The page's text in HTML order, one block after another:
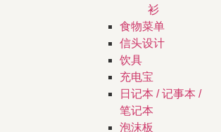
衫
食物菜单
信头设计
饮具
充电宝
日记本 / 记事本 /
笔记本
泡沫板